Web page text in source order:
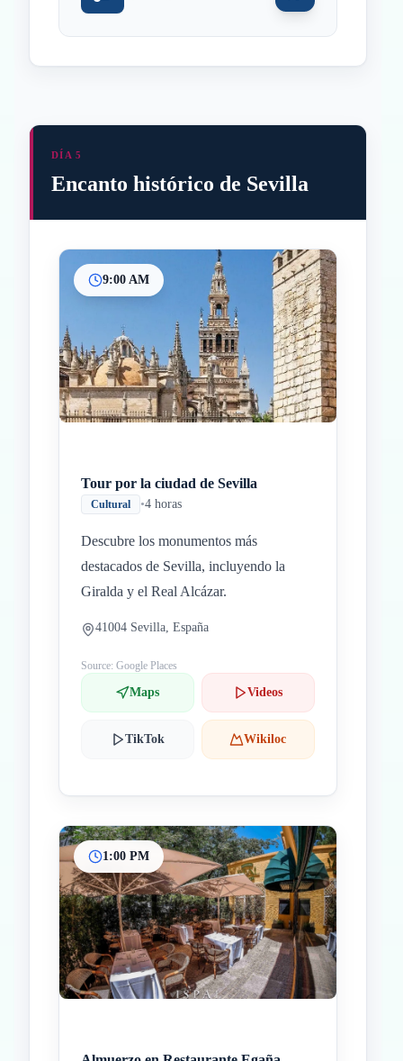
InicioParadas intermedias
Final
DÍA 5
Encanto histórico de Sevilla
9:00 AM
Tour por la ciudad de Sevilla
Cultural •4 horas
Descubre los monumentos más
destacados de Sevilla, incluyendo la
Giralda y el Real Alcázar.
41004 Sevilla, España
Source: Google Places
Maps Videos
TikTok Wikiloc
1:00 PM